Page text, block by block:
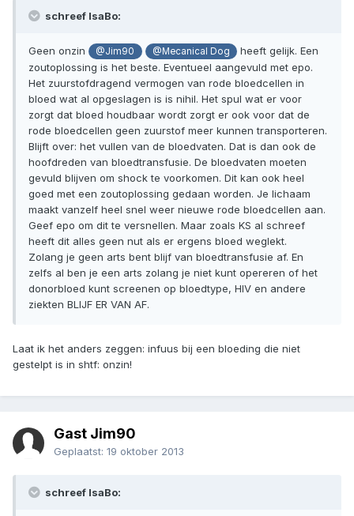
schreef IsaBo:
Geen onzin @Jim90 @Mecanical Dog
heeft gelijk. Een
zoutoplossing is het beste. Eventueel aangevuld met epo.
Het zuurstofdragend vermogen van rode bloedcellen in
bloed wat al opgeslagen is is nihil. Het spul wat er voor
zorgt dat bloed houdbaar wordt zorgt er ook voor dat de
rode bloedcellen geen zuurstof meer kunnen transporteren.
Blijft over: het vullen van de bloedvaten. Dat is dan ook de
hoofdreden van bloedtransfusie. De bloedvaten moeten
gevuld blijven om shock te voorkomen. Dit kan ook heel
goed met een zoutoplossing gedaan worden. Je lichaam
maakt vanzelf heel snel weer nieuwe rode bloedcellen aan.
Geef epo om dit te versnellen. Maar zoals KS al schreef
heeft dit alles geen nut als er ergens bloed weglekt.
Zolang je geen arts bent blijf van bloedtransfusie af. En
zelfs al ben je een arts zolang je niet kunt opereren of het
donorbloed kunt screenen op bloedtype, HIV en andere
ziekten BLIJF ER VAN AF.
Laat ik het anders zeggen: infuus bij een bloeding die niet
gestelpt is in shtf: onzin!
Gast Jim90
Geplaatst: 19 oktober 2013
schreef IsaBo: